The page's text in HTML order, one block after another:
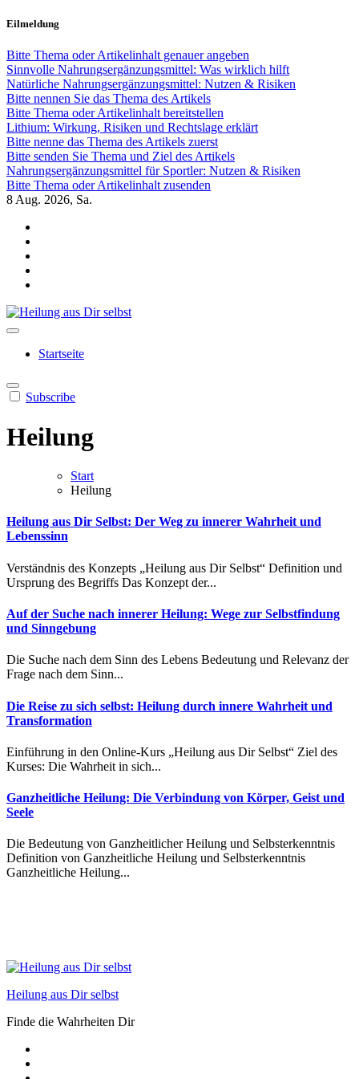
Zum
springen
Eilmeldung
Bitte Thema oder Artikelinhalt genauer angeben
Sinnvolle Nahrungsergänzungsmittel: Was wirklich hilft
Natürliche Nahrungsergänzungsmittel: Nutzen & Risiken
Bitte nennen Sie das Thema des Artikels
Bitte Thema oder Artikelinhalt bereitstellen
Lithium: Wirkung, Risiken und Rechtslage erklärt
Bitte nenne das Thema des Artikels zuerst
Bitte senden Sie Thema und Ziel des Artikels
Nahrungsergänzungsmittel für Sportler: Nutzen & Risiken
Bitte Thema oder Artikelinhalt zusenden
8 Aug. 2026, Sa.
Startseite
Subscribe
Heilung
Start
Heilung
Heilung aus Dir Selbst: Der Weg zu innerer Wahrheit und
Lebenssinn
Verständnis des Konzepts „Heilung aus Dir Selbst“ Definition und
Ursprung des Begriffs Das Konzept der...
Auf der Suche nach innerer Heilung: Wege zur Selbstfindung
und Sinngebung
Die Suche nach dem Sinn des Lebens Bedeutung und Relevanz der
Frage nach dem Sinn...
Die Reise zu sich selbst: Heilung durch innere Wahrheit und
Transformation
Einführung in den Online-Kurs „Heilung aus Dir Selbst“ Ziel des
Kurses: Die Wahrheit in sich...
Ganzheitliche Heilung: Die Verbindung von Körper, Geist und
Seele
Die Bedeutung von Ganzheitlicher Heilung und Selbsterkenntnis
Definition von Ganzheitliche Heilung und Selbsterkenntnis
Ganzheitliche Heilung...
Heilung aus Dir selbst
Finde die Wahrheiten Dir